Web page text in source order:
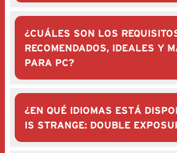
¿CUÁLES SON LOS
RECOMENDADOS, IDEALES Y
PARA PC?
¿EN QUÉ IDIOMAS ESTÁ
IS STRANGE: DOUBLE